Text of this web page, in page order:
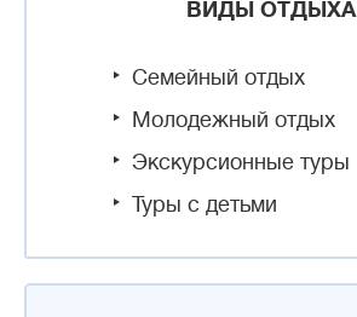
ВИДЫ ОТДЫХА
Семейный отдых
Молодежный отдых
Экскурсионные туры
Туры с детьми